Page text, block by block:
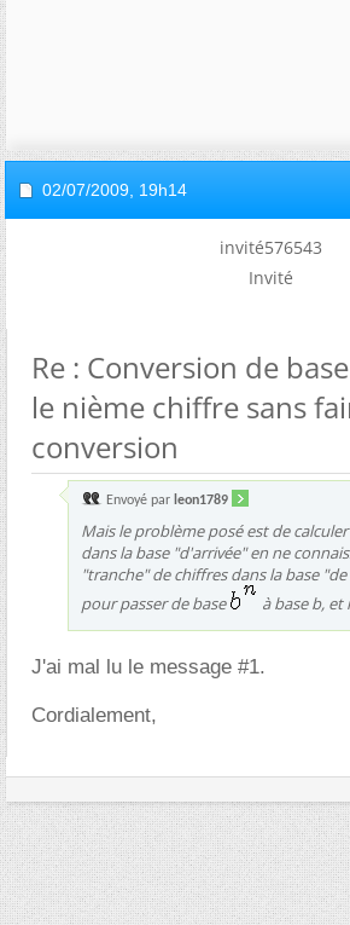
02/07/2009, 19h14
invité576543
Invité
Re : Conversion de
le nième chiffre sans
conversion
Envoyé par leon1789
Mais le problème posé est de
dans la base "d'arrivée" en ne
"tranche" de chiffres dans la base
pour passer de base
à base b,
J'ai mal lu le message #1.
Cordialement,